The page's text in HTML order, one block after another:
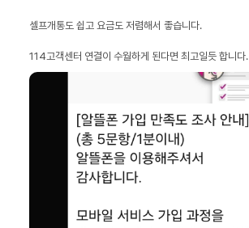
114고객센터 연결이 수월하게 된다면 최고일듯 합니다.